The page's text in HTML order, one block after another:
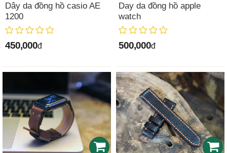
Dây da đồng hồ casio AE
1200
450,000đ
Day da đồng hồ apple
watch
500,000đ